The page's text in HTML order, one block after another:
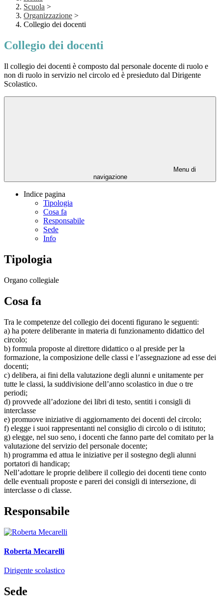
Scuola >
Organizzazione >
Collegio dei docenti
Collegio dei docenti
Il collegio dei docenti è composto dal personale docente di ruolo e
non di ruolo in servizio nel circolo ed è presieduto dal Dirigente
Scolastico.
Menu di
navigazione
Indice pagina
Tipologia
Cosa fa
Responsabile
Sede
Info
Tipologia
Organo collegiale
Cosa fa
Tra le competenze del collegio dei docenti figurano le seguenti:
a) ha potere deliberante in materia di funzionamento didattico del
circolo;
b) formula proposte al direttore didattico o al preside per la
formazione, la composizione delle classi e l’assegnazione ad esse dei
docenti;
c) delibera, ai fini della valutazione degli alunni e unitamente per
tutte le classi, la suddivisione dell’anno scolastico in due o tre
periodi;
d) provvede all’adozione dei libri di testo, sentiti i consigli di
interclasse
e) promuove iniziative di aggiornamento dei docenti del circolo;
f) elegge i suoi rappresentanti nel consiglio di circolo o di istituto;
g) elegge, nel suo seno, i docenti che fanno parte del comitato per la
valutazione del servizio del personale docente;
h) programma ed attua le iniziative per il sostegno degli alunni
portatori di handicap;
Nell’adottare le proprie delibere il collegio dei docenti tiene conto
delle eventuali proposte e pareri dei consigli di intersezione, di
interclasse o di classe.
Responsabile
Roberta Mecarelli
Dirigente scolastico
Sede